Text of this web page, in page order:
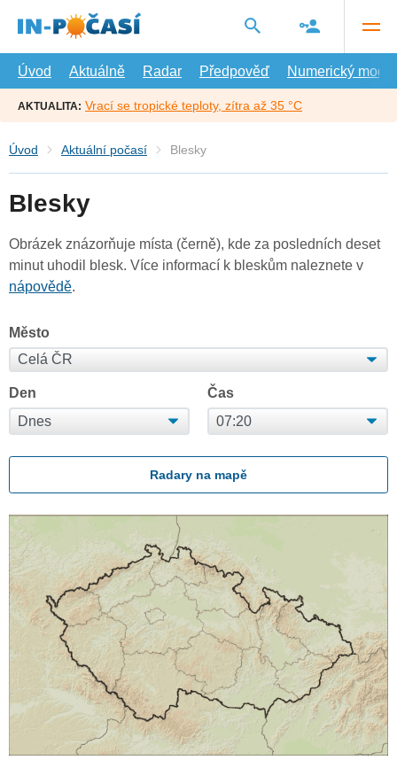
hlavní
Úvod
Aktuálně Radar Předpověď Numerický model
AKTUALITA: Vrací se tropické teploty, zítra až 35 °C
Úvod Aktuální počasí Blesky
Blesky
Obrázek znázorňuje místa (černě), kde za posledních deset
minut uhodil blesk. Více informací k bleskům naleznete v
nápovědě.
Město
Den Čas
Radary na mapě